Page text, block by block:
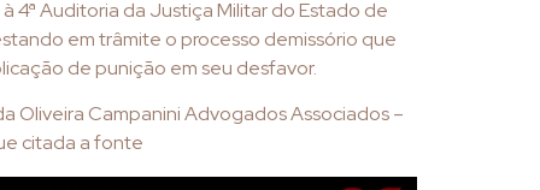
4ª Auditoria da Justiça Militar do Estado de
em trâmite o processo demissório que
de punição em seu desfavor.
Oliveira Campanini Advogados Associados –
citada a fonte